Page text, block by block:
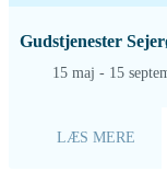
Gudstjenester
15 maj - 15
LÆS MERE